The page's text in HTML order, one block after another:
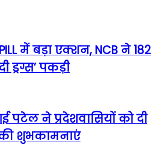
में बड़ा एक्शन, NCB ने 182
ड्रग्स’ पकड़ी
पटेल ने प्रदेशवासियों को दी
शुभकामनाएं